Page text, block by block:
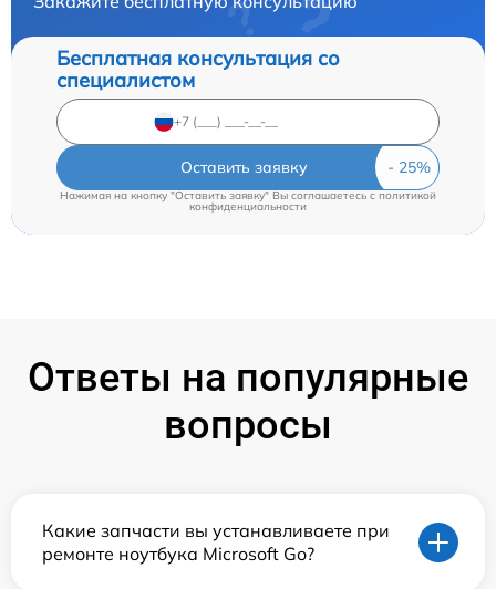
Бесплатная консультация со
специалистом
Оставить заявку
Нажимая на кнопку "Оставить заявку" Вы соглашаетесь cполитикой
конфиденциальности
Ответы на популярные
вопросы
Какие запчасти вы устанавливаете при
ремонте ноутбука Microsoft Go?